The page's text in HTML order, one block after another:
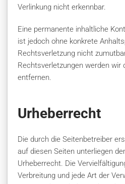
Verlinkung nicht erkennbar.
Eine permanente inhaltliche
ist jedoch ohne konkrete
Rechtsverletzung nicht
Rechtsverletzungen werden wir
entfernen.
Urheberrecht
Die durch die Seitenbetreiber
auf diesen Seiten unterliegen
Urheberrecht. Die
Verbreitung und jede Art der